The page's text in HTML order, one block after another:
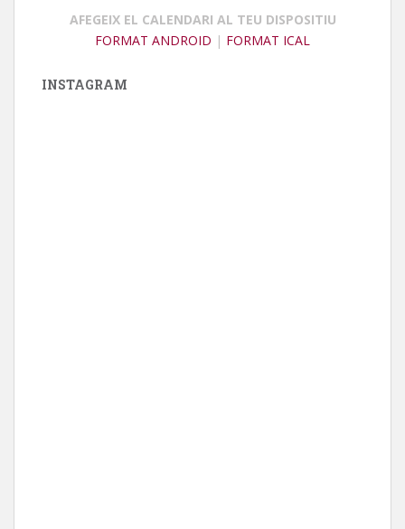
AFEGEIX EL CALENDARI AL TEU DISPOSITIU
FORMAT ANDROID | FORMAT ICAL
INSTAGRAM